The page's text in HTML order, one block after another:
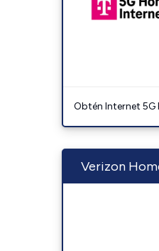
Obtén Internet
Verizon